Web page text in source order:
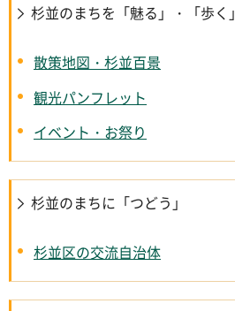
杉並のまちを「魅る」・「歩く」
散策地図・杉並百景
観光パンフレット
イベント・お祭り
杉並のまちに「つどう」
杉並区の交流自治体